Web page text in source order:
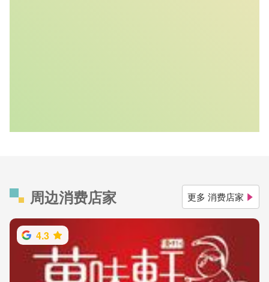
周边消费店家 更多 消费店家
4.3